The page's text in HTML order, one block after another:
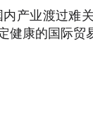
产业渡过难
康的国际贸